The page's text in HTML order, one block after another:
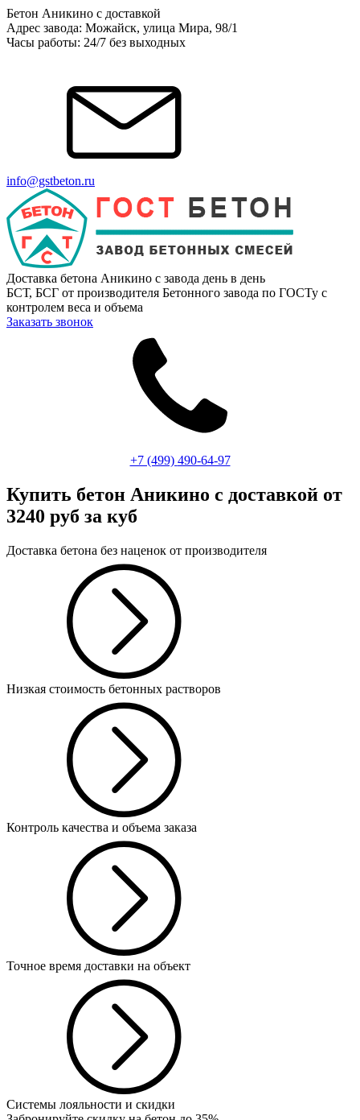
Бетон Аникино с доставкой
Адрес завода: Можайск, улица Мира, 98/1
Часы работы: 24/7 без выходных
info@gstbeton.ru
Доставка бетона Аникино с завода день в день
БСТ, БСГ от производителя Бетонного завода по ГОСТу с
контролем веса и объема
Заказать звонок
+7 (499) 490-64-97
Купить бетон Аникино с доставкой от
3240 руб за куб
Доставка бетона без наценок от производителя
Низкая стоимость бетонных растворов
Контроль качества и объема заказа
Точное время доставки на объект
Системы лояльности и скидки